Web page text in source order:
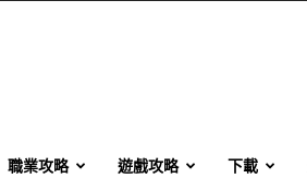
職業攻略 遊戲攻略 下載